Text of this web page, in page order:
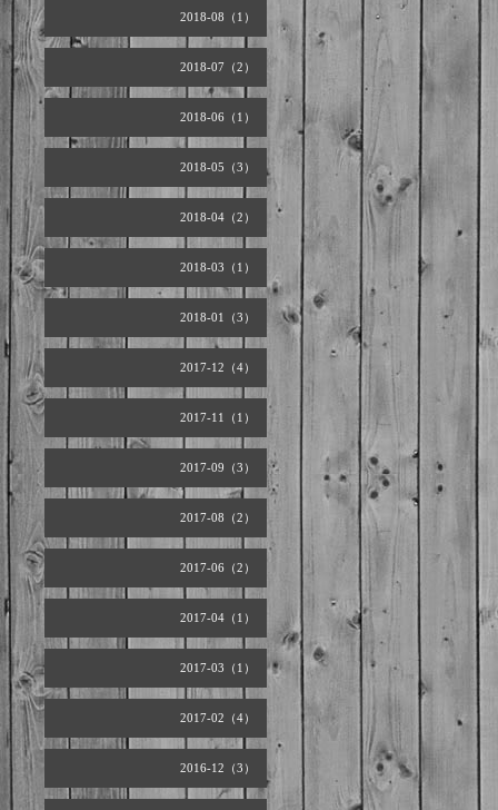
2018-08（1）
2018-07（2）
2018-06（1）
2018-05（3）
2018-04（2）
2018-03（1）
2018-01（3）
2017-12（4）
2017-11（1）
2017-09（3）
2017-08（2）
2017-06（2）
2017-04（1）
2017-03（1）
2017-02（4）
2016-12（3）